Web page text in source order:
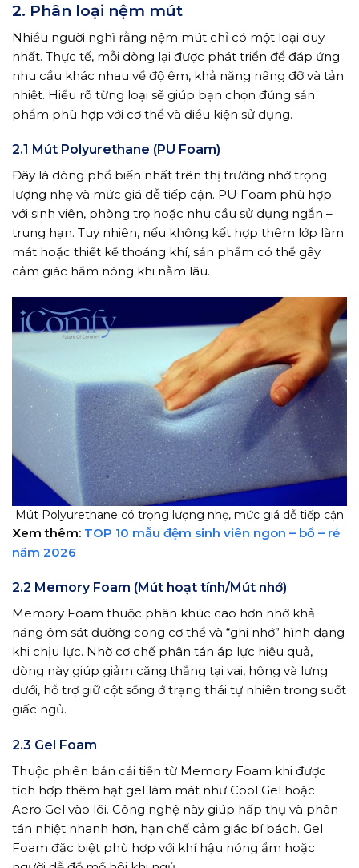
2. Phân loại nệm mút
Nhiều người nghĩ rằng nệm mút chỉ có một loại duy
nhất. Thực tế, mỗi dòng lại được phát triển để đáp ứng
nhu cầu khác nhau về độ êm, khả năng nâng đỡ và tản
nhiệt. Hiểu rõ từng loại sẽ giúp bạn chọn đúng sản
phẩm phù hợp với cơ thể và điều kiện sử dụng.
2.1 Mút Polyurethane (PU Foam)
Đây là dòng phổ biến nhất trên thị trường nhờ trọng
lượng nhẹ và mức giá dễ tiếp cận. PU Foam phù hợp
với sinh viên, phòng trọ hoặc nhu cầu sử dụng ngắn –
trung hạn. Tuy nhiên, nếu không kết hợp thêm lớp làm
mát hoặc thiết kế thoáng khí, sản phẩm có thể gây
cảm giác hầm nóng khi nằm lâu.
Mút Polyurethane có trọng lượng nhẹ, mức giá dễ tiếp cận
Xem thêm: TOP 10 mẫu đệm sinh viên ngon – bổ – rẻ
năm 2026
2.2 Memory Foam (Mút hoạt tính/Mút nhớ)
Memory Foam thuộc phân khúc cao hơn nhờ khả
năng ôm sát đường cong cơ thể và “ghi nhớ” hình dạng
khi chịu lực. Nhờ cơ chế phân tán áp lực hiệu quả,
dòng này giúp giảm căng thẳng tại vai, hông và lưng
dưới, hỗ trợ giữ cột sống ở trạng thái tự nhiên trong suốt
giấc ngủ.
2.3 Gel Foam
Thuộc phiên bản cải tiến từ Memory Foam khi được
tích hợp thêm hạt gel làm mát như Cool Gel hoặc
Aero Gel vào lõi. Công nghệ này giúp hấp thụ và phân
tán nhiệt nhanh hơn, hạn chế cảm giác bí bách. Gel
Foam đặc biệt phù hợp với khí hậu nóng ẩm hoặc